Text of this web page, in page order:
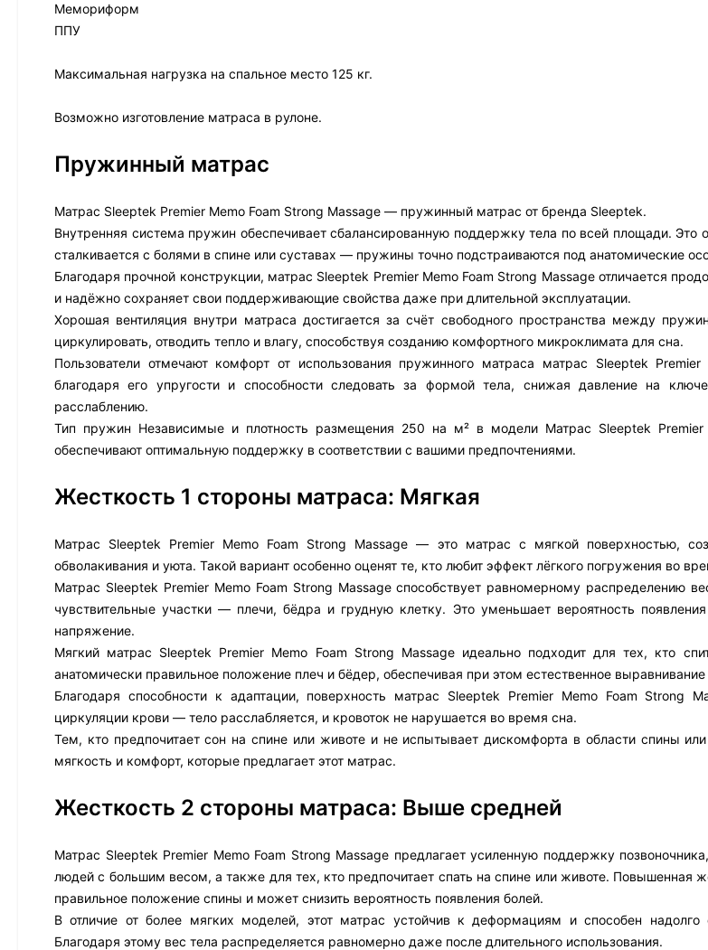
Мемориформ
ППУ
Максимальная нагрузка на спальное место 125 кг.
Возможно изготовление матраса в рулоне.
Пружинный матрас
Матрас Sleeptek Premier Memo Foam Strong Massage — пружинный матрас от бренда Sleeptek.
Внутренняя система пружин обеспечивает сбалансированную поддержку тела по всей площади. Это
сталкивается с болями в спине или суставах — пружины точно подстраиваются под анатомические
Благодаря прочной конструкции, матрас Sleeptek Premier Memo Foam Strong Massage отличается
и надёжно сохраняет свои поддерживающие свойства даже при длительной эксплуатации.
Хорошая вентиляция внутри матраса достигается за счёт свободного пространства между
циркулировать, отводить тепло и влагу, способствуя созданию комфортного микроклимата для сна.
Пользователи отмечают комфорт от использования пружинного матраса матрас Sleeptek
благодаря его упругости и способности следовать за формой тела, снижая давление на
расслаблению.
Тип пружин Независимые и плотность размещения 250 на м² в модели Матрас Sleeptek Premier
обеспечивают оптимальную поддержку в соответствии с вашими предпочтениями.
Жесткость 1 стороны матраса: Мягкая
Матрас Sleeptek Premier Memo Foam Strong Massage — это матрас с мягкой поверхностью,
обволакивания и уюта. Такой вариант особенно оценят те, кто любит эффект лёгкого погружения во
Матрас Sleeptek Premier Memo Foam Strong Massage способствует равномерному распределению
чувствительные участки — плечи, бёдра и грудную клетку. Это уменьшает вероятность
напряжение.
Мягкий матрас Sleeptek Premier Memo Foam Strong Massage идеально подходит для тех, кто
анатомически правильное положение плеч и бёдер, обеспечивая при этом естественное выравнивание
Благодаря способности к адаптации, поверхность матрас Sleeptek Premier Memo Foam Strong
циркуляции крови — тело расслабляется, и кровоток не нарушается во время сна.
Тем, кто предпочитает сон на спине или животе и не испытывает дискомфорта в области спины
мягкость и комфорт, которые предлагает этот матрас.
Жесткость 2 стороны матраса: Выше средней
Матрас Sleeptek Premier Memo Foam Strong Massage предлагает усиленную поддержку
людей с большим весом, а также для тех, кто предпочитает спать на спине или животе. Повышенная
правильное положение спины и может снизить вероятность появления болей.
В отличие от более мягких моделей, этот матрас устойчив к деформациям и способен
Благодаря этому вес тела распределяется равномерно даже после длительного использования.